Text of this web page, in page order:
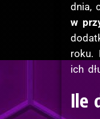
dnia,
w
roku.
ich
Ile